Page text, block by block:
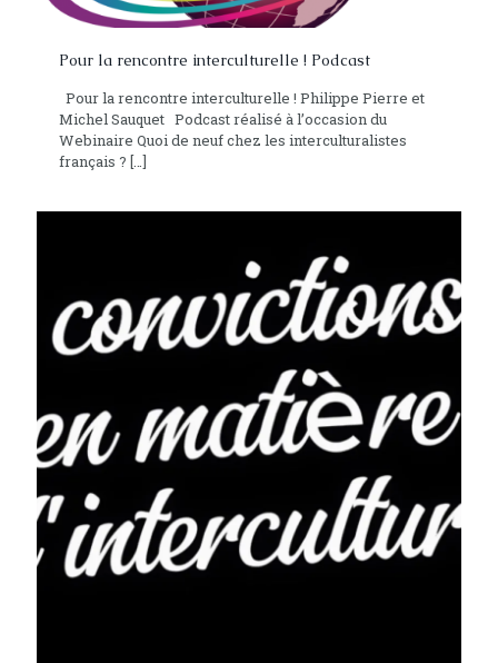
Pour la rencontre interculturelle ! Podcast
Pour la rencontre interculturelle ! Philippe Pierre et
Michel Sauquet Podcast réalisé à l’occasion du
Webinaire Quoi de neuf chez les interculturalistes
français ? […]